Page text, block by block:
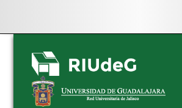
Skip
navigation